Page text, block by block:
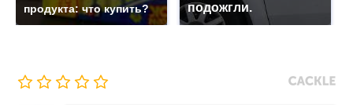
продукта: что купить?
подожгли.